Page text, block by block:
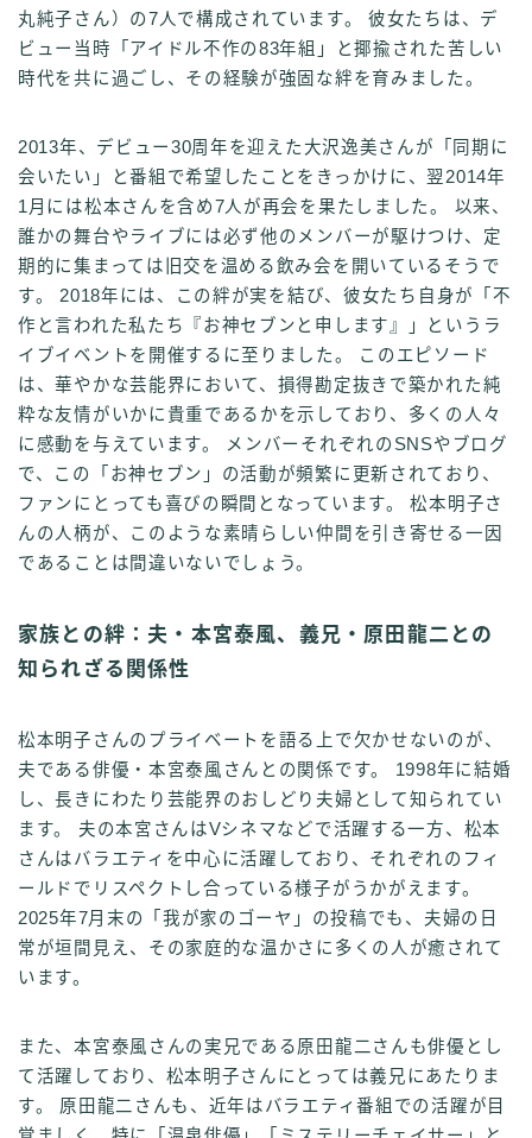
丸純子さん）の7人で構成されています。 彼女たちは、デ
ビュー当時「アイドル不作の83年組」と揶揄された苦しい
時代を共に過ごし、その経験が強固な絆を育みました。
2013年、デビュー30周年を迎えた大沢逸美さんが「同期に
会いたい」と番組で希望したことをきっかけに、翌2014年
1月には松本さんを含め7人が再会を果たしました。 以来、
誰かの舞台やライブには必ず他のメンバーが駆けつけ、定
期的に集まっては旧交を温める飲み会を開いているそうで
す。 2018年には、この絆が実を結び、彼女たち自身が「不
作と言われた私たち『お神セブンと申します』」というラ
イブイベントを開催するに至りました。 このエピソード
は、華やかな芸能界において、損得勘定抜きで築かれた純
粋な友情がいかに貴重であるかを示しており、多くの人々
に感動を与えています。 メンバーそれぞれのSNSやブログ
で、この「お神セブン」の活動が頻繁に更新されており、
ファンにとっても喜びの瞬間となっています。 松本明子さ
んの人柄が、このような素晴らしい仲間を引き寄せる一因
であることは間違いないでしょう。
家族との絆：夫・本宮泰風、義兄・原田龍二との
知られざる関係性
松本明子さんのプライベートを語る上で欠かせないのが、
夫である俳優・本宮泰風さんとの関係です。 1998年に結婚
し、長きにわたり芸能界のおしどり夫婦として知られてい
ます。 夫の本宮さんはVシネマなどで活躍する一方、松本
さんはバラエティを中心に活躍しており、それぞれのフィ
ールドでリスペクトし合っている様子がうかがえます。
2025年7月末の「我が家のゴーヤ」の投稿でも、夫婦の日
常が垣間見え、その家庭的な温かさに多くの人が癒されて
います。
また、本宮泰風さんの実兄である原田龍二さんも俳優とし
て活躍しており、松本明子さんにとっては義兄にあたりま
す。 原田龍二さんも、近年はバラエティ番組での活躍が目